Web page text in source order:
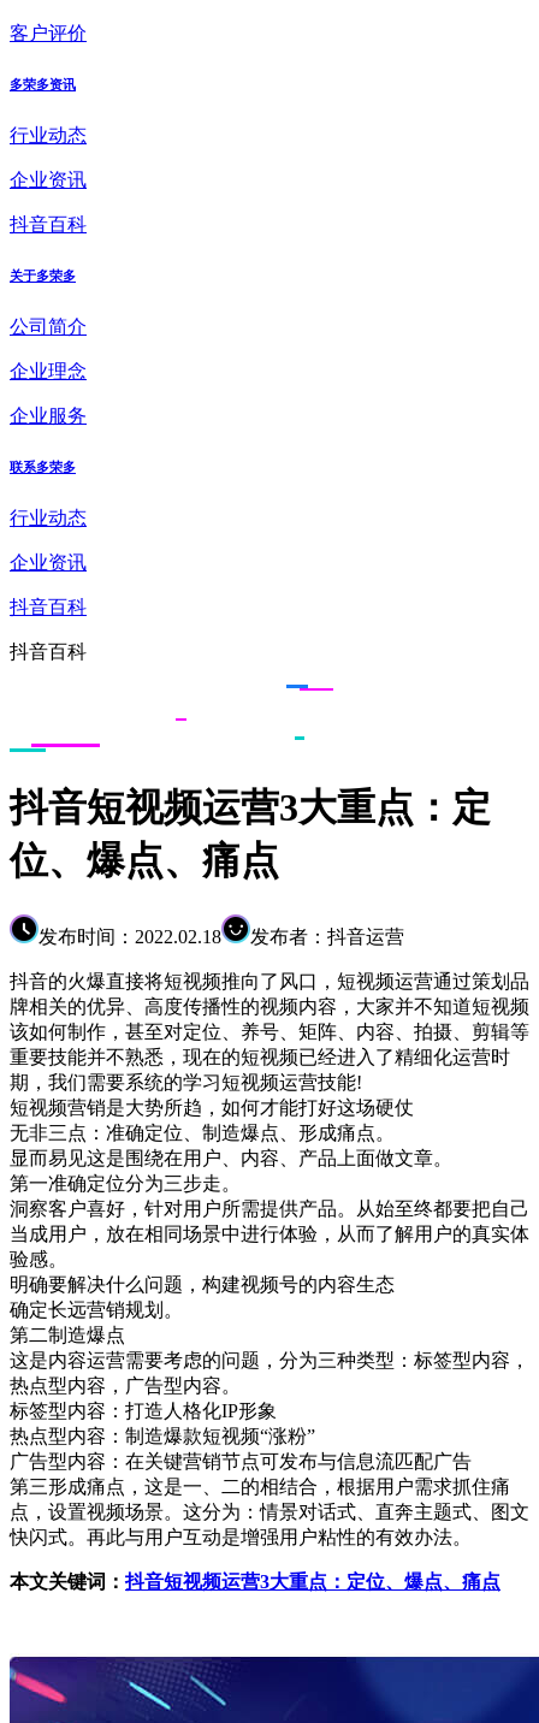
客户评价
多荣多资讯
行业动态
企业资讯
抖音百科
关于多荣多
公司简介
企业理念
企业服务
联系多荣多
行业动态
企业资讯
抖音百科
抖音百科
抖音短视频运营3大重点：定
位、爆点、痛点
发布时间：2022.02.18 发布者：抖音运营
抖音的火爆直接将短视频推向了风口，短视频运营通过策划品
牌相关的优异、高度传播性的视频内容，大家并不知道短视频
该如何制作，甚至对定位、养号、矩阵、内容、拍摄、剪辑等
重要技能并不熟悉，现在的短视频已经进入了精细化运营时
期，我们需要系统的学习短视频运营技能!
短视频营销是大势所趋，如何才能打好这场硬仗
无非三点：准确定位、制造爆点、形成痛点。
显而易见这是围绕在用户、内容、产品上面做文章。
第一准确定位分为三步走。
洞察客户喜好，针对用户所需提供产品。从始至终都要把自己
当成用户，放在相同场景中进行体验，从而了解用户的真实体
验感。
明确要解决什么问题，构建视频号的内容生态
确定长远营销规划。
第二制造爆点
这是内容运营需要考虑的问题，分为三种类型：标签型内容，
热点型内容，广告型内容。
标签型内容：打造人格化IP形象
热点型内容：制造爆款短视频“涨粉”
广告型内容：在关键营销节点可发布与信息流匹配广告
第三形成痛点，这是一、二的相结合，根据用户需求抓住痛
点，设置视频场景。这分为：情景对话式、直奔主题式、图文
快闪式。再此与用户互动是增强用户粘性的有效办法。
本文关键词：抖音短视频运营3大重点：定位、爆点、痛点